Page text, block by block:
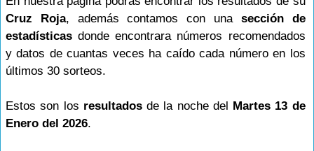
Cruz Roja, además contamos con una sección de
estadísticas donde encontrara números recomendados
y datos de cuantas veces ha caído cada número en los
últimos 30 sorteos.
Estos son los resultadosde la noche del Martes 13 de
Enero del 2026.